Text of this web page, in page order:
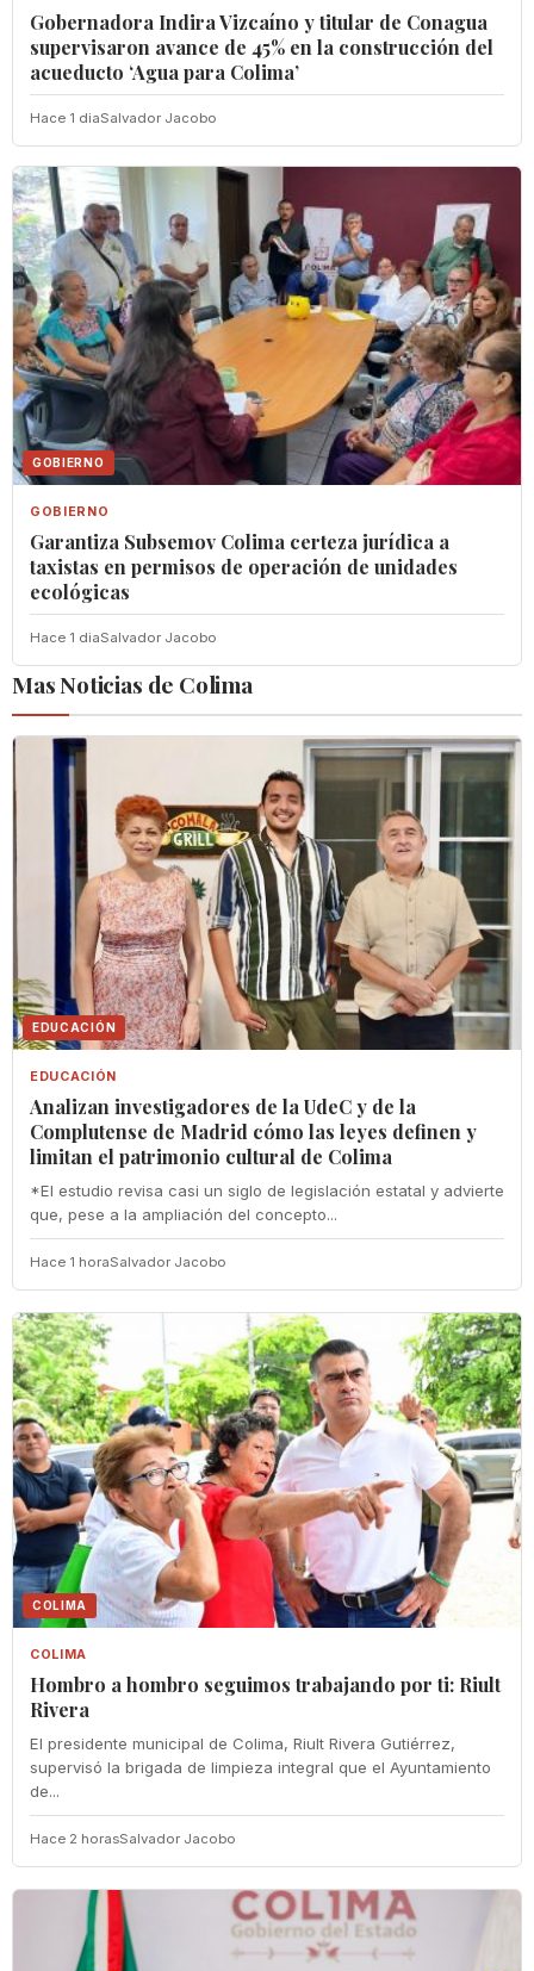
Gobernadora Indira Vizcaíno y titular de Conagua
supervisaron avance de 45% en la construcción del
acueducto ‘Agua para Colima’
Hace 1 diaSalvador Jacobo
GOBIERNO
GOBIERNO
Garantiza Subsemov Colima certeza jurídica a
taxistas en permisos de operación de unidades
ecológicas
Hace 1 diaSalvador Jacobo
Mas Noticias de Colima
EDUCACIÓN
EDUCACIÓN
Analizan investigadores de la UdeC y de la
Complutense de Madrid cómo las leyes definen y
limitan el patrimonio cultural de Colima
*El estudio revisa casi un siglo de legislación estatal y advierte
que, pese a la ampliación del concepto...
Hace 1 horaSalvador Jacobo
COLIMA
COLIMA
Hombro a hombro seguimos trabajando por ti: Riult
Rivera
El presidente municipal de Colima, Riult Rivera Gutiérrez,
supervisó la brigada de limpieza integral que el Ayuntamiento
de...
Hace 2 horasSalvador Jacobo